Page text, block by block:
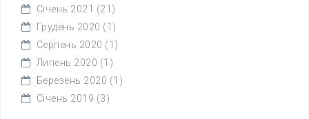
Січень 2021 (21)
Грудень 2020 (1)
Серпень 2020 (1)
Липень 2020 (1)
Березень 2020 (1)
Січень 2019 (3)